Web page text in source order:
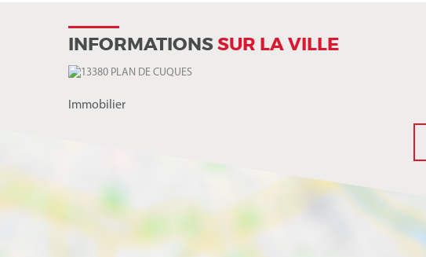
INFORMATIONSSUR LA VILLE
Immobilier